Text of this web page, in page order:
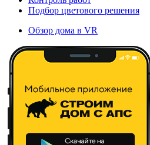
Подбор цветового решения
Обзор дома в VR